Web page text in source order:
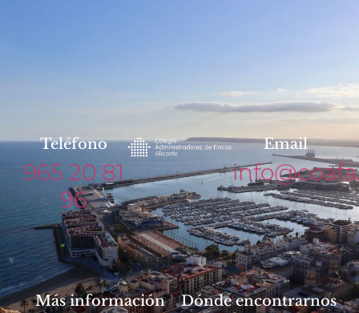
Teléfono
965 20 81
96
Email
Más información Dónde encontrarnos